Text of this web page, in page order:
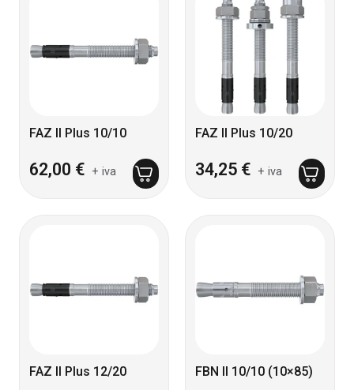
FAZ II Plus 10/10
62,00 € + iva
FAZ II Plus 10/20
34,25 € + iva
FAZ II Plus 12/20 FBN II 10/10 (10×85)